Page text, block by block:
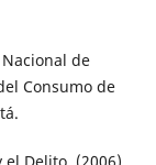
de
Consumo de